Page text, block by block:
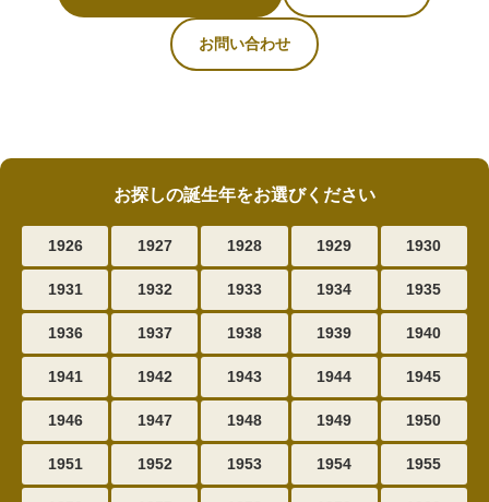
お問い合わせ
お探しの誕生年をお選びください
1926 1927 1928 1929 1930
1931 1932 1933 1934 1935
1936 1937 1938 1939 1940
1941 1942 1943 1944 1945
1946 1947 1948 1949 1950
1951 1952 1953 1954 1955